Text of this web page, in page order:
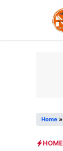
Home »
HOME